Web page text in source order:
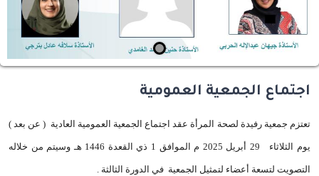
اجتماع الجمعية العمومية
تعتزم جمعية رفيدة لصحة المرأة عقد اجتماع الجمعية العمومية العادية ( عن بعد )
يوم الثلاثاء 29 أبريل 2025 م الموافق 1 ذي القعدة 1446 هـ وسيتم من خلاله
التصويت لتسعة أعضاء لتمثيل الجمعية في الدورة الثالثة .